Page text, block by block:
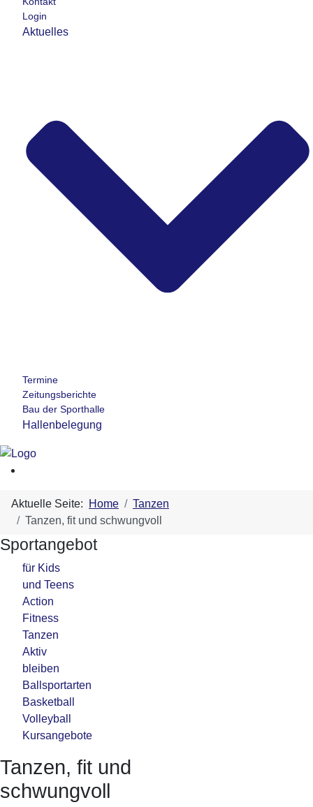
Login
Aktuelles
Termine
Zeitungsberichte
Bau der Sporthalle
Hallenbelegung
Aktuelle Seite: Home
Tanzen
Tanzen, fit und schwungvoll
Sportangebot
für Kids
und Teens
Action
Fitness
Tanzen
Aktiv
bleiben
Ballsportarten
Basketball
Volleyball
Kursangebote
Tanzen, fit und
schwungvoll